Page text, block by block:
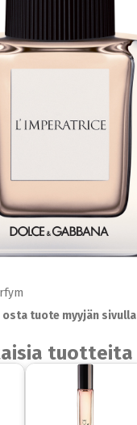
tuote myyjän sivulla
tuotteita